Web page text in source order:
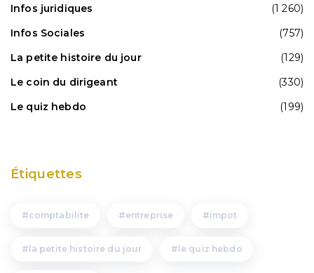
Infos juridiques
(1 260)
Infos Sociales
(757)
La petite histoire du jour
(129)
Le coin du dirigeant
(330)
Le quiz hebdo
(199)
Étiquettes
comptabilite entreprise impot
la petite histoire du jour le quiz hebdo